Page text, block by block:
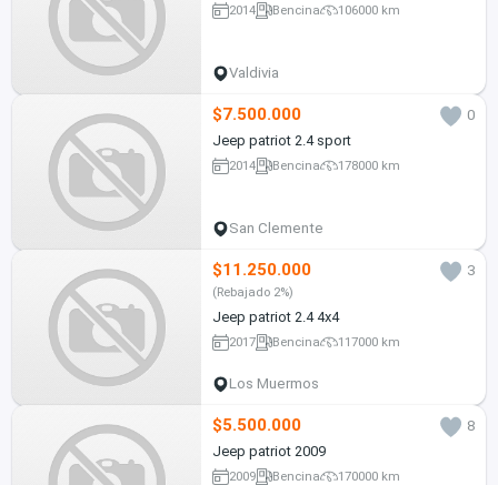
2014 Bencina 106000 km
Valdivia
$7.500.000
0
Jeep patriot 2.4 sport
2014 Bencina 178000 km
San Clemente
$11.250.000 3
(Rebajado 2%)
Jeep patriot 2.4 4x4
2017 Bencina 117000 km
Los Muermos
$5.500.000
8
Jeep patriot 2009
2009 Bencina 170000 km